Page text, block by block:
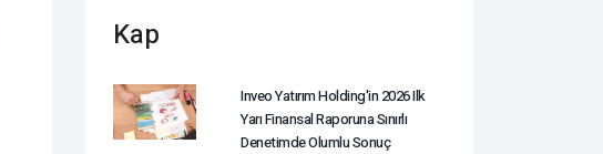
Kap
Inveo Yatırım Holding'in 2026 Ilk
Yarı Finansal Raporuna Sınırlı
Denetimde Olumlu Sonuç